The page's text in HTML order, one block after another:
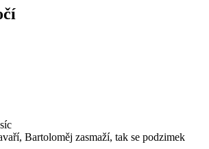
Bartoloměj zasmaží, tak se podzimek